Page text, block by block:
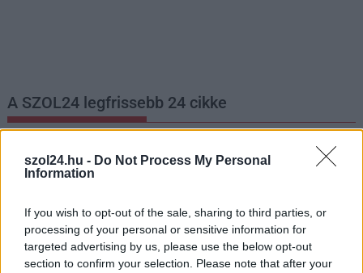
szol24.hu - Do Not Process My Personal
Information
If you wish to opt-out of the sale, sharing to third parties, or
processing of your personal or sensitive information for
targeted advertising by us, please use the below opt-out
section to confirm your selection. Please note that after your
A SZOL24 legfrissebb 24 cikke
büntetőügyében, vesztegetés miatt 3 év letöltendőt kaphat és
Problémák egész Jász-Nagykun-Szolnok megyében: egyre
több otthoni kútból fogy ki a víz
Szolnokon egy kulcsfontosságú körforgalmat részlegesen